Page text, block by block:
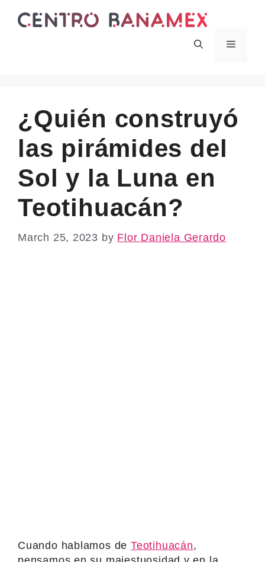
Menu
¿Quién construyó
las pirámides del
Sol y la Luna en
Teotihuacán?
March 25, 2023 by Flor Daniela Gerardo
Cuando hablamos deTeotihuacán,